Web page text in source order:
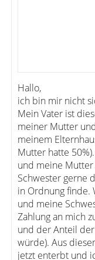
Hallo,
ich bin mir nicht
Mein Vater ist
meiner Mutter
meinem
Mutter hatte
und meine
Schwester gerne
in Ordnung finde.
und meine
Zahlung an mich
und der Anteil
würde). Aus
jetzt enterbt und